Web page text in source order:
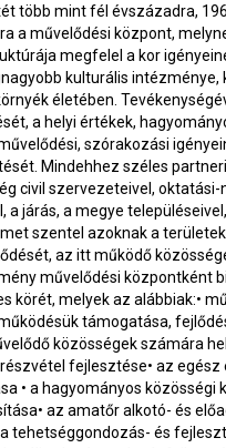
több mint fél évszázadra,
a művelődési központ,
megfelel a kor
kulturális intézménye,
életében.
a helyi értékek,
szórakozási
Mindehhez széles
civil szervezeteivel, oktatási-
járás, a megye
szentel azoknak a
az itt működő
művelődési központként
körét, melyek az alábbiak:•
támogatása,
közösségek számára
fejlesztése• az egész
• a hagyományos közösségi
az amatőr alkotó- és
tehetséggondozás- és